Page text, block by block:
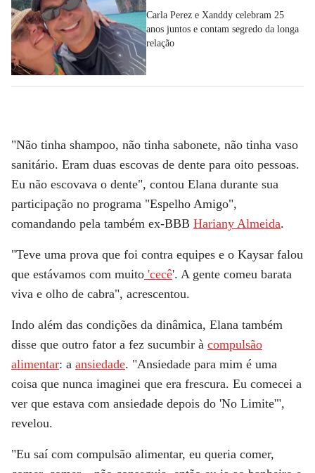
Carla Perez e Xanddy celebram 25
anos juntos e contam segredo da longa
relação
"Não tinha shampoo, não tinha sabonete, não tinha vaso
sanitário. Eram duas escovas de dente para oito pessoas.
Eu não escovava o dente", contou Elana durante sua
participação no programa "Espelho Amigo",
comandando pela também ex-BBB Hariany Almeida.
"Teve uma prova que foi contra equipes e o Kaysar falou
que estávamos com muito 'cecê'. A gente comeu barata
viva e olho de cabra", acrescentou.
Indo além das condições da dinâmica, Elana também
disse que outro fator a fez sucumbir à compulsão
alimentar: a ansiedade. "Ansiedade para mim é uma
coisa que nunca imaginei que era frescura. Eu comecei a
ver que estava com ansiedade depois do 'No Limite'",
revelou.
"Eu saí com compulsão alimentar, eu queria comer,